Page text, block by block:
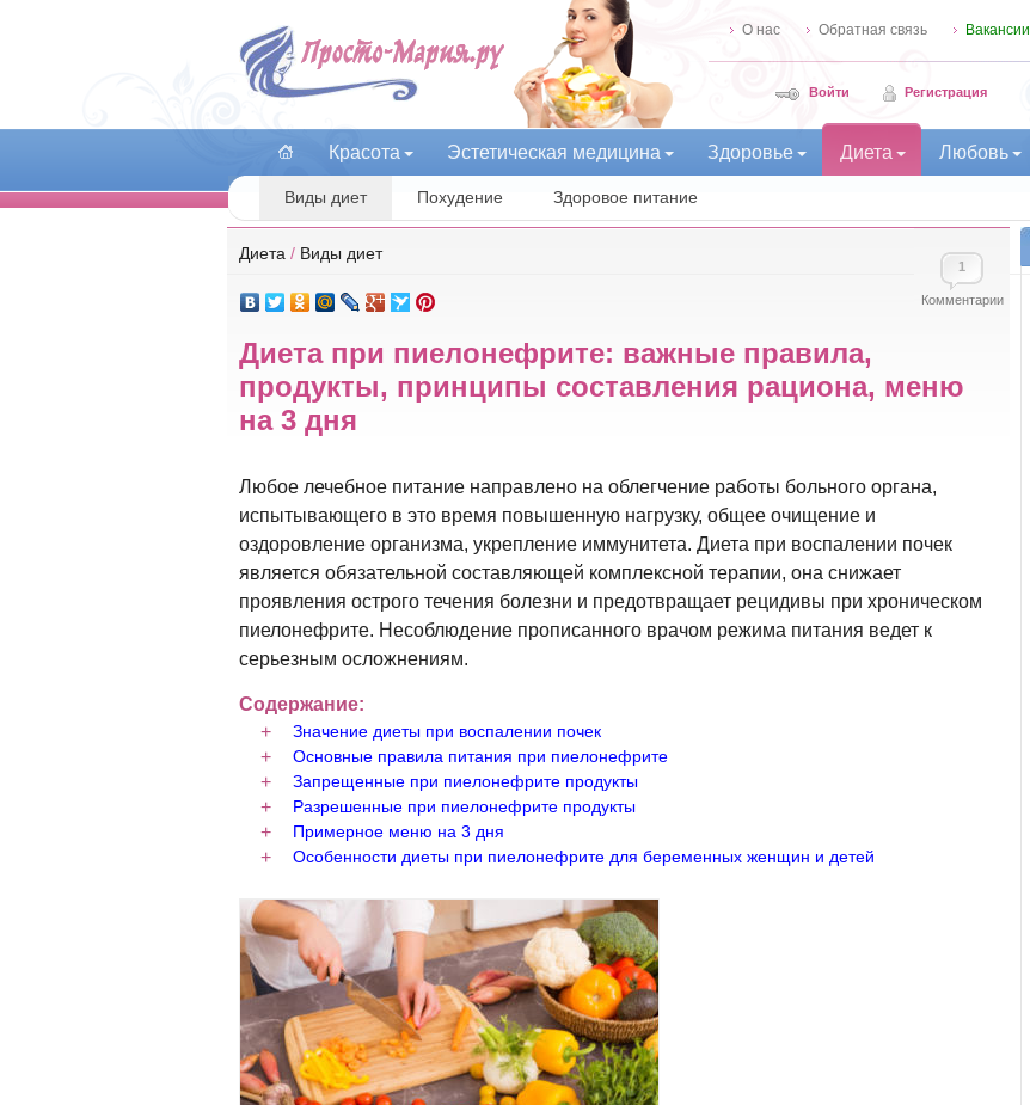
О нас Обратная связь Вакансии
Войти Регистрация
Красота Эстетическая медицина Здоровье Диета Любовь
Виды диет Похудение Здоровое питание
Диета / Виды диет
1
Комментарии
Диета при пиелонефрите: важные правила,
продукты, принципы составления рациона, меню
на 3 дня
Любое лечебное питание направлено на облегчение работы больного органа,
испытывающего в это время повышенную нагрузку, общее очищение и
оздоровление организма, укрепление иммунитета. Диета при воспалении почек
является обязательной составляющей комплексной терапии, она снижает
проявления острого течения болезни и предотвращает рецидивы при хроническом
пиелонефрите. Несоблюдение прописанного врачом режима питания ведет к
серьезным осложнениям.
Содержание:
Значение диеты при воспалении почек
Основные правила питания при пиелонефрите
Запрещенные при пиелонефрите продукты
Разрешенные при пиелонефрите продукты
Примерное меню на 3 дня
Особенности диеты при пиелонефрите для беременных женщин и детей